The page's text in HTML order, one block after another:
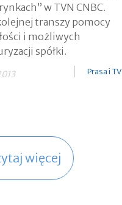
w TVN CNBC.
transzy pomocy
i możliwych
spółki.
Prasa i TV
więcej